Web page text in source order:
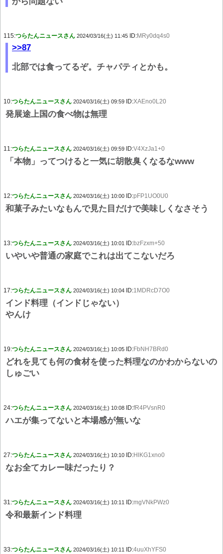
115:つらたんニュースさん 2024/03/16(土) 11:45 ID:MRy0dq4s0
>>87
北部では食ってるぞ。チャパティとかも。
10:つらたんニュースさん 2024/03/16(土) 09:59 ID:XAEno0L20
発展途上国の食べ物は無理
11:つらたんニュースさん 2024/03/16(土) 09:59 ID:V4XzJa1+0
「本物」ってつけると一気に胡散臭くなるなwww
12:つらたんニュースさん 2024/03/16(土) 10:00 ID:pFP1UO0U0
和菓子みたいなもんで見た目だけで美味しくなさそう
13:つらたんニュースさん 2024/03/16(土) 10:01 ID:bzFzxm+50
いやいや普通の家庭でこれは出てこないだろ
17:つらたんニュースさん 2024/03/16(土) 10:04 ID:1MDRcD7O0
インド料理（インドじゃない）
やんけ
19:つらたんニュースさん 2024/03/16(土) 10:05 ID:FbNH7BRd0
どれを見ても何の食材を使った料理なのかわからないの
しゅごい
24:つらたんニュースさん 2024/03/16(土) 10:08 ID:fR4PVsnR0
ハエが集ってないと本場感が無いな
27:つらたんニュースさん 2024/03/16(土) 10:10 ID:HlKG1xno0
なお全てカレー味だったり？
31:つらたんニュースさん 2024/03/16(土) 10:11 ID:mgVNkPWz0
令和最新インド料理
33:つらたんニュースさん 2024/03/16(土) 10:11 ID:4uuXhYFS0